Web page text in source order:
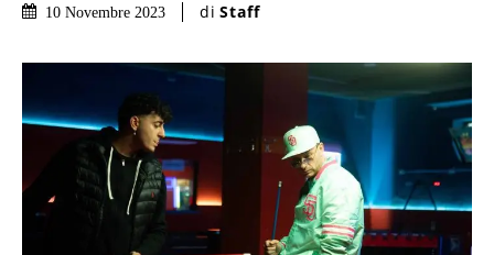
10 Novembre 2023 di Staff